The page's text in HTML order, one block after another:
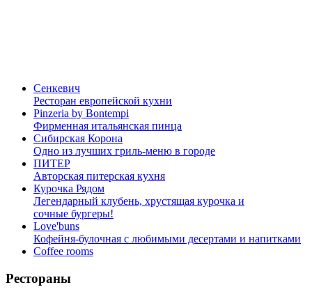
Сенкевич
Ресторан европейской кухни
Pinzeria by Bontempi
Фирменная итальянская пинца
Сибирская Корона
Одно из лучших гриль-меню в городе
ПИТЕР
Авторская питерская кухня
Курочка Рядом
Легендарный клубень, хрустящая курочка и
сочные бургеры!
Love'buns
Кофейня-булочная с любимыми десертами и напитками
Coffee rooms
Рестораны